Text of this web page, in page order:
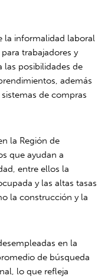
la informalidad laboral
trabajadores y
las posibilidades de
además
de compras
la Región de
que ayudan a
entre ellos la
y las altas tasas
la construcción y la
en la
de búsqueda
lo que refleja